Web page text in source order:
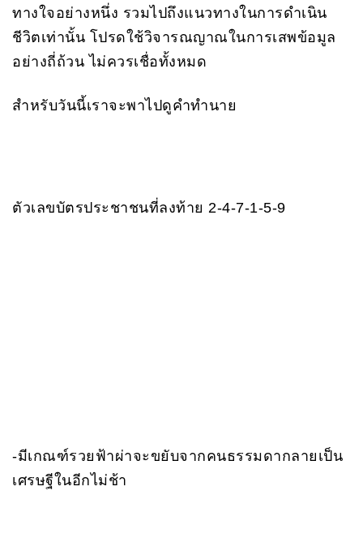
ทางใจอย่างหนึ่ง รวมไปถึงแนวทางในการดำเนิน
ชีวิตเท่านั้น โปรดใช้วิจารณญาณในการเสพข้อมูล
อย่างถี่ถ้วน ไม่ควรเชื่อทั้งหมด
สำหรับวันนี้เราจะพาไปดูคำทำนาย
ตัวเลขบัตรประชาชนที่ลงท้าย 2-4-7-1-5-9
-มีเกณฑ์รวยฟ้าผ่าจะขยับจากคนธรรมดากลายเป็น
เศรษฐีในอีกไม่ช้า